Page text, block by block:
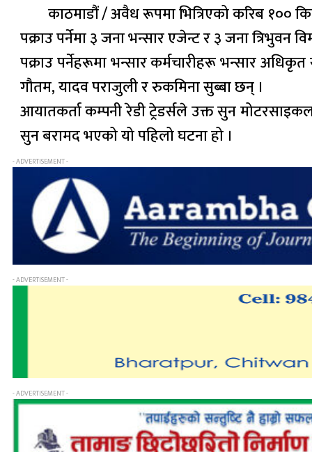
काठमाडौं / अवैध रूपमा भित्रिएको करिब १००
पक्राउ पर्नेमा ३ जना भन्सार एजेन्ट र ३ जना त्रिभुवन
पक्राउ पर्नेहरूमा भन्सार कर्मचारीहरू भन्सार
गौतम, यादव पराजुली र रुकमिना सुब्बा छन् ।
आयातकर्ता कम्पनी रेडी ट्रेडर्सले उक्त सुन
सुन बरामद भएको यो पहिलो घटना हो ।
- ADVERTISEMENT -
- ADVERTISEMENT -
- ADVERTISEMENT -